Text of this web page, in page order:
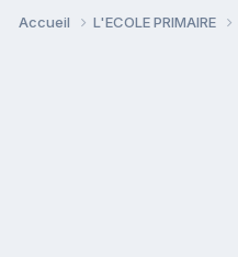
Accueil L'ECOLE PRIMAIRE